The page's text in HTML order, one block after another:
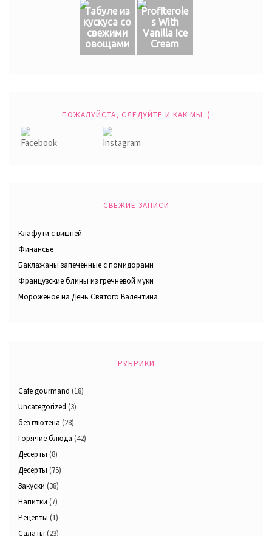
Табуле из
кускуса со
свежими
овощами
Profiterole
s With
Vanilla Ice
Cream
ПОЖАЛУЙСТА, СЛЕДУЙТЕ И КАК МЫ :)
СВЕЖИЕ ЗАПИСИ
Клафути с вишней
Финансье
Баклажаны запеченные с помидорами
Французские блины из гречневой муки
Мороженое на День Святого Валентина
РУБРИКИ
Cafe gourmand (18)
Uncategorized (3)
без глютена (28)
Горячие блюда (42)
Десерты (8)
Десерты (75)
Закуски (38)
Напитки (7)
Рецепты (1)
Салаты (23)